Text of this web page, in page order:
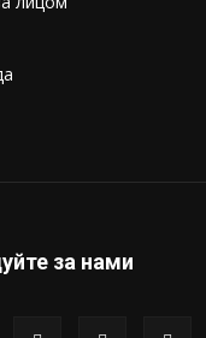
за нами